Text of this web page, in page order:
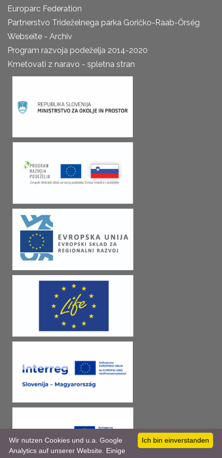
Europarc Federation
Partnerstvo Trideželnega parka Goričko-Raab-Őrség
Webseite - Archiv
Program razvoja podeželja 2014-2020
Kmetovati z naravo - spletna stran
Ich bin einverstanden
Wir nutzen Cookies und u.a. Google
Analytics auf unserer Website. Einige